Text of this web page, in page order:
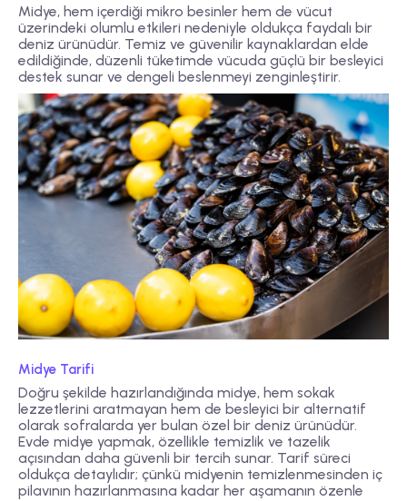
Midye, hem içerdiği mikro besinler hem de vücut
üzerindeki olumlu etkileri nedeniyle oldukça faydalı bir
deniz ürünüdür. Temiz ve güvenilir kaynaklardan elde
edildiğinde, düzenli tüketimde vücuda güçlü bir besleyici
destek sunar ve dengeli beslenmeyi zenginleştirir.
Midye Tarifi
Doğru şekilde hazırlandığında midye, hem sokak
lezzetlerini aratmayan hem de besleyici bir alternatif
olarak sofralarda yer bulan özel bir deniz ürünüdür.
Evde midye yapmak, özellikle temizlik ve tazelik
açısından daha güvenli bir tercih sunar. Tarif süreci
oldukça detaylıdır; çünkü midyenin temizlenmesinden iç
pilavının hazırlanmasına kadar her aşamanın özenle